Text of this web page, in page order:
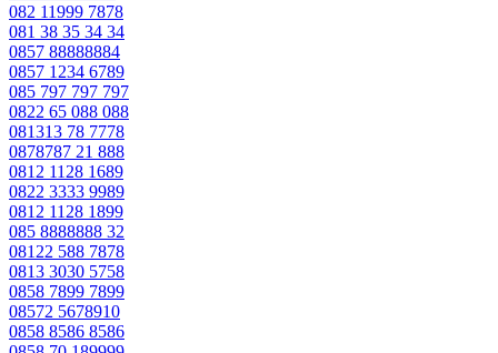
082 11999 7878
081 38 35 34 34
0857 88888884
0857 1234 6789
085 797 797 797
0822 65 088 088
081313 78 7778
0878787 21 888
0812 1128 1689
0822 3333 9989
0812 1128 1899
085 8888888 32
08122 588 7878
0813 3030 5758
0858 7899 7899
08572 5678910
0858 8586 8586